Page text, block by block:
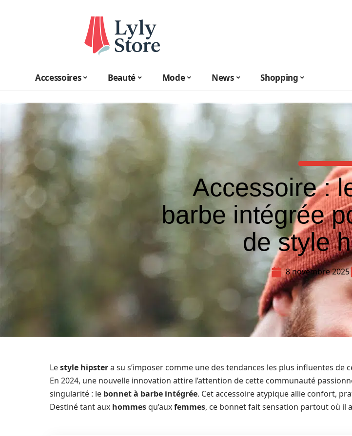
Accessoires Beauté Mode News Shopping
Accessoire :
barbe intégrée
de style
8 novembre 2025
Lestyle hipstera su s’imposer comme une des tendances les plus influentes de
En 2024, une nouvelle innovation attire l’attention de cette communauté
singularité : le bonnet à barbe intégrée. Cet accessoire atypique allie confort,
Destiné tant aux hommesqu’auxfemmes, ce bonnet fait sensation partout où il